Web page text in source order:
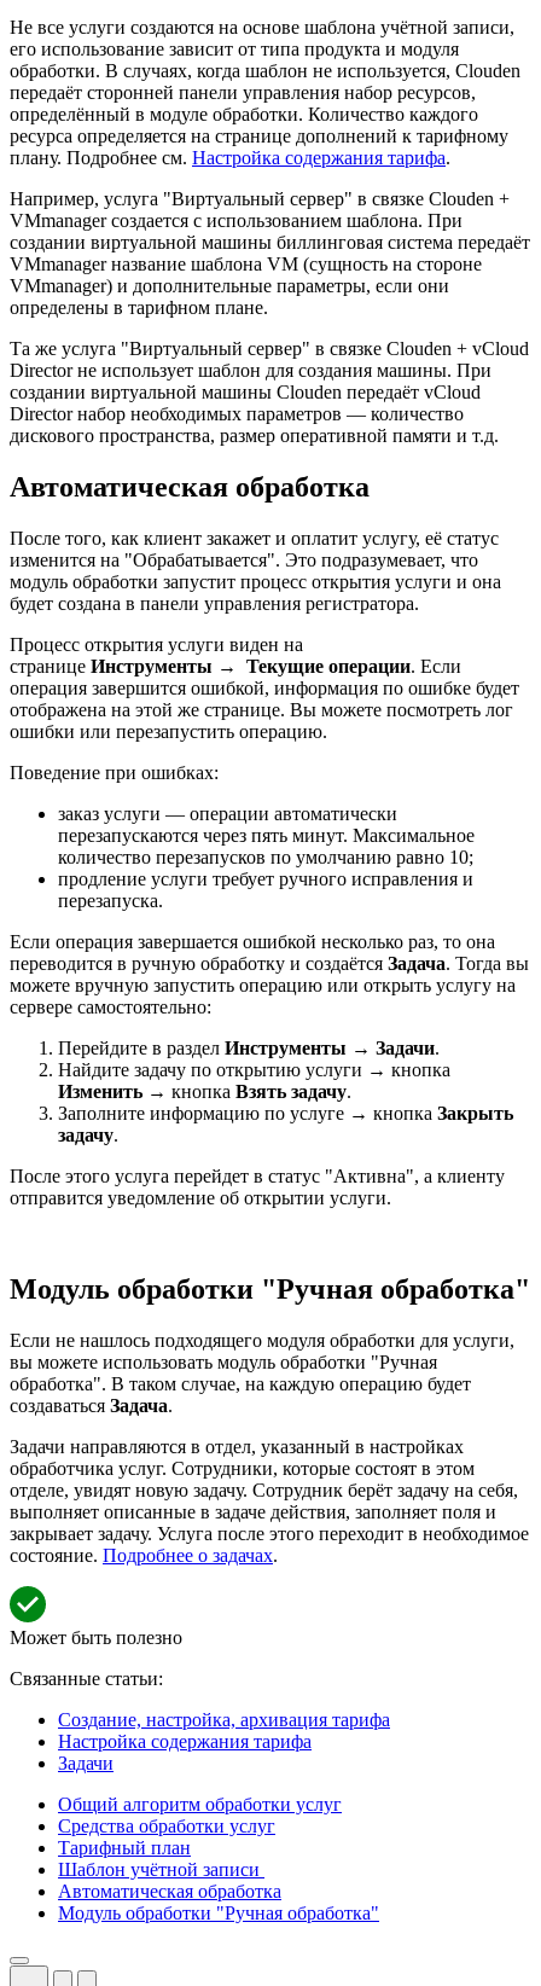
Не все услуги создаются на основе шаблона учётной записи,
его использование зависит от типа продукта и модуля
обработки. В случаях, когда шаблон не используется, Clouden
передаёт сторонней панели управления набор ресурсов,
определённый в модуле обработки. Количество каждого
ресурса определяется на странице дополнений к тарифному
плану. Подробнее см. Настройка содержания тарифа.
Например, услуга "Виртуальный сервер" в связке Clouden +
VMmanager создается с использованием шаблона. При
создании виртуальной машины биллинговая система передаёт
VMmanager название шаблона VM (сущность на стороне
VMmanager) и дополнительные параметры, если они
определены в тарифном плане.
Та же услуга "Виртуальный сервер" в связке Clouden + vCloud
Director не использует шаблон для создания машины. При
создании виртуальной машины Clouden передаёт vCloud
Director набор необходимых параметров — количество
дискового пространства, размер оперативной памяти и т.д.
Автоматическая обработка
После того, как клиент закажет и оплатит услугу, её статус
изменится на "Обрабатывается". Это подразумевает, что
модуль обработки запустит процесс открытия услуги и она
будет создана в панели управления регистратора.
Процесс открытия услуги виден на
странице Инструменты → Текущие операции. Если
операция завершится ошибкой, информация по ошибке будет
отображена на этой же странице. Вы можете посмотреть лог
ошибки или перезапустить операцию.
Поведение при ошибках:
заказ услуги — операции автоматически
перезапускаются через пять минут. Максимальное
количество перезапусков по умолчанию равно 10;
продление услуги требует ручного исправления и
перезапуска.
Если операция завершается ошибкой несколько раз, то она
переводится в ручную обработку и создаётся Задача. Тогда вы
можете вручную запустить операцию или открыть услугу на
сервере самостоятельно:
Перейдите в раздел Инструменты → Задачи.
Найдите задачу по открытию услуги → кнопка
Изменить → кнопка Взять задачу.
Заполните информацию по услуге → кнопка Закрыть
задачу.
После этого услуга перейдет в статус "Активна", а клиенту
отправится уведомление об открытии услуги.
Модуль обработки "Ручная обработка"
Если не нашлось подходящего модуля обработки для услуги,
вы можете использовать модуль обработки "Ручная
обработка". В таком случае, на каждую операцию будет
создаваться Задача.
Задачи направляются в отдел, указанный в настройках
обработчика услуг. Сотрудники, которые состоят в этом
отделе, увидят новую задачу. Сотрудник берёт задачу на себя,
выполняет описанные в задаче действия, заполняет поля и
закрывает задачу. Услуга после этого переходит в необходимое
состояние. Подробнее о задачах.
Может быть полезно
Связанные статьи:
Создание, настройка, архивация тарифа
Настройка содержания тарифа
Задачи
Общий алгоритм обработки услуг
Средства обработки услуг
Тарифный план
Шаблон учётной записи
Автоматическая обработка
Модуль обработки "Ручная обработка"